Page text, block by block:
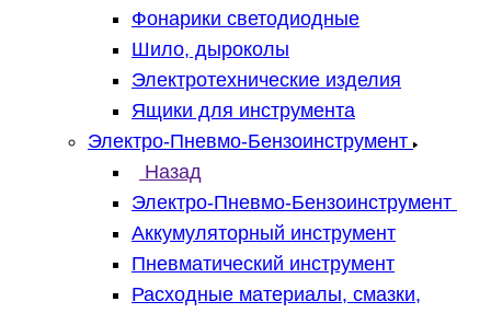
Фонарики светодиодные
Шило, дыроколы
Электротехнические изделия
Ящики для инструмента
Электро-Пневмо-Бензоинструмент
Назад
Электро-Пневмо-Бензоинструмент
Аккумуляторный инструмент
Пневматический инструмент
Расходные материалы, смазки,